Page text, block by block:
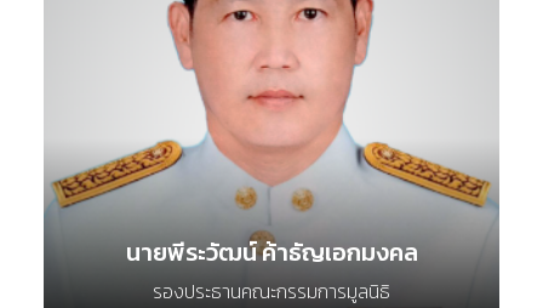
นายพีระวัฒน์ ค้าธัญเอกมงคล
รองประธานคณะกรรมการมูลนิธิ